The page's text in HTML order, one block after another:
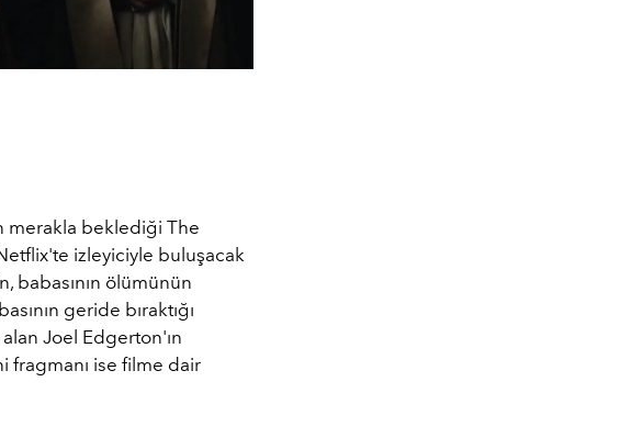
merakla beklediği The
izleyiciyle buluşacak
babasının ölümünün
geride bıraktığı
alan Joel Edgerton'ın
fragmanı ise filme dair